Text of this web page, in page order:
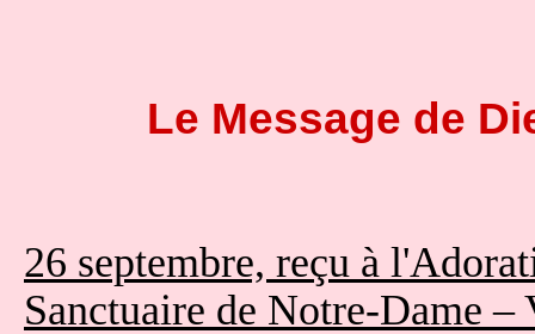
Le Message de
26 septembre, reçu à
Sanctuaire de Notre-Dame –